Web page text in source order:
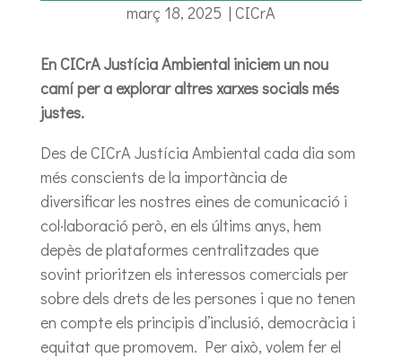
març 18, 2025 | CICrA
En CICrA Justícia Ambiental iniciem un nou
camí per a explorar altres xarxes socials més
justes.
Des de CICrA Justícia Ambiental cada dia som
més conscients de la importància de
diversificar les nostres eines de comunicació i
col·laboració però, en els últims anys, hem
depès de plataformes centralitzades que
sovint prioritzen els interessos comercials per
sobre dels drets de les persones i que no tenen
en compte els principis d’inclusió, democràcia i
equitat que promovem. Per això, volem fer el